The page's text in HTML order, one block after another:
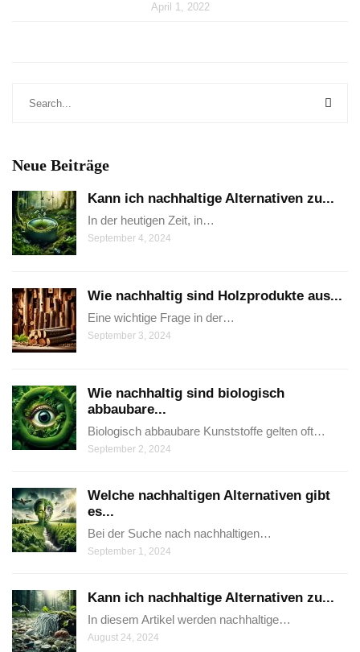
April 1, 2022
Neue Beiträge
Kann ich nachhaltige Alternativen zu...
In der heutigen Zeit, in…
September 4, 2024
Wie nachhaltig sind Holzprodukte aus...
Eine wichtige Frage in der…
September 3, 2024
Wie nachhaltig sind biologisch
abbaubare...
Biologisch abbaubare Kunststoffe gelten oft…
September 2, 2024
Welche nachhaltigen Alternativen gibt
es...
Bei der Suche nach nachhaltigen…
September 1, 2024
Kann ich nachhaltige Alternativen zu...
In diesem Artikel werden nachhaltige…
August 24, 2024